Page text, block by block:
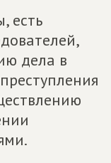
есть
дела в